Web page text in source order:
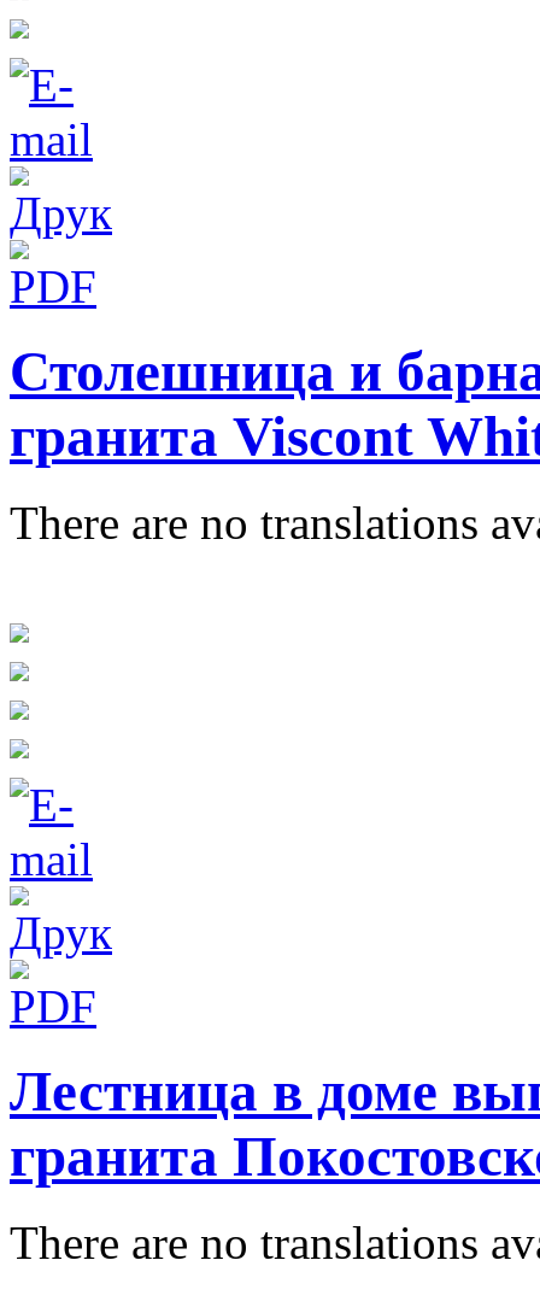
Столешница и
гранита Viscont
There are no translations
Лестница в доме
гранита
There are no translations